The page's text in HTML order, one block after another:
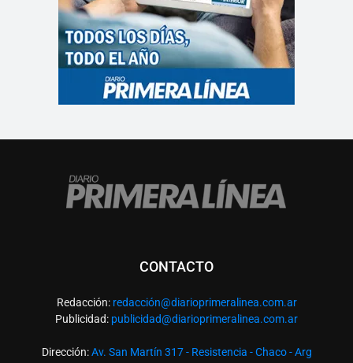
CONTACTO
Redacción: redacción@diarioprimeralinea.com.ar
Publicidad: publicidad@diarioprimeralinea.com.ar
Dirección:Av. San Martín 317 - Resistencia - Chaco - Arg